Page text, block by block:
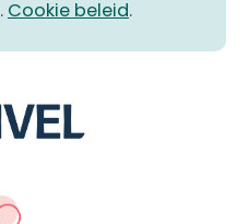
. Cookie beleid.